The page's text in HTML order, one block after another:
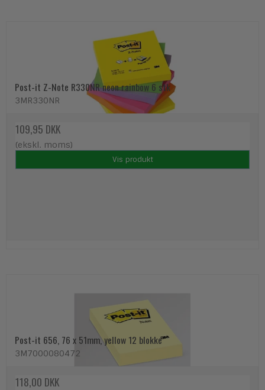
Post-it Z-Note R330NR neon rainbow 6 stk
3MR330NR
109,95 DKK
(ekskl. moms)
Vis produkt
Post-it 656, 76 x 51mm, yellow 12 blokke
3M7000080472
118,00 DKK